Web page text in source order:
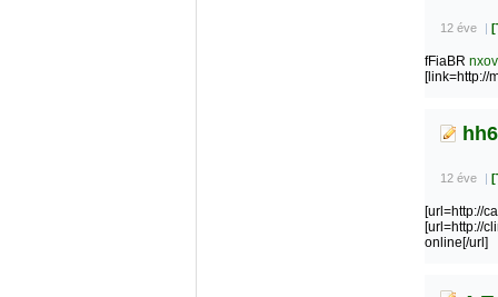
12 éve |
fFiaBR
[link=http://
12 éve |
[url=http://
[url=http://
online[/url]